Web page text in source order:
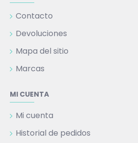
Contacto
Devoluciones
Mapa del sitio
Marcas
MI CUENTA
Mi cuenta
Historial de pedidos